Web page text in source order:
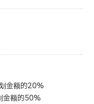
金额的20%
金额的50%